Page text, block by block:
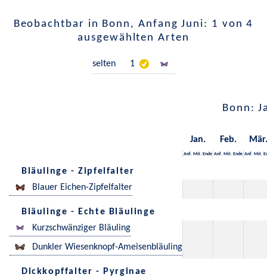
Beobachtbar in Bonn, Anfang Juni: 1 von 4
ausgewählten Arten
selten 1
Bonn:
Jan. Feb. Mär.
Anf. Mit. Ende Anf. Mit. Ende Anf. Mit.
Bläulinge - Zipfelfalter
Blauer Eichen-Zipfelfalter
Bläulinge - Echte Bläulinge
Kurzschwänziger Bläuling
Dunkler Wiesenknopf-Ameisenbläuling
Dickkopffalter - Pyrginae